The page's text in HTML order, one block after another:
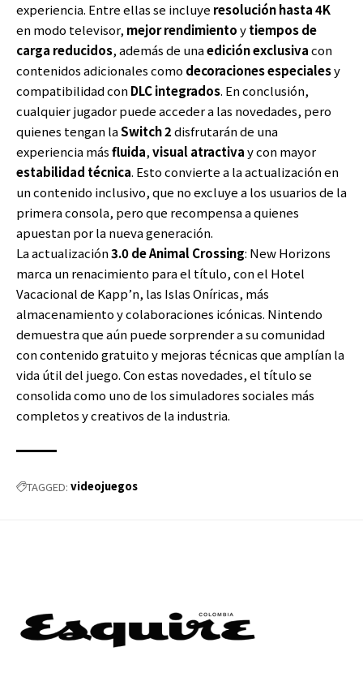
experiencia. Entre ellas se incluye resolución hasta 4K
en modo televisor, mejor rendimientoytiempos de
carga reducidos, además de unaedición exclusivacon
contenidos adicionales como decoraciones especialesy
compatibilidad conDLC integrados. En conclusión,
cualquier jugador puede acceder a las novedades, pero
quienes tengan laSwitch 2disfrutarán de una
experiencia másfluida,visual atractivay con mayor
estabilidad técnica. Esto convierte a la actualización en
un contenido inclusivo, que no excluye a los usuarios de la
primera consola, pero que recompensa a quienes
apuestan por la nueva generación.
La actualización3.0 de Animal Crossing: New Horizons
marca un renacimiento para el título, con el Hotel
Vacacional de Kapp’n, las Islas Oníricas, más
almacenamiento y colaboraciones icónicas. Nintendo
demuestra que aún puede sorprender a su comunidad
con contenido gratuito y mejoras técnicas que amplían la
vida útil del juego. Con estas novedades, el título se
consolida como uno de los simuladores sociales más
completos y creativos de la industria.
TAGGED: videojuegos